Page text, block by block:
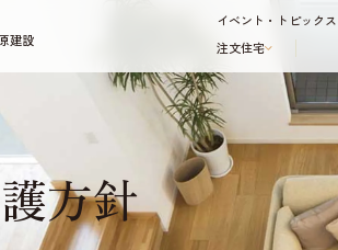
建設
注文住宅
イベント・トピックス
方針